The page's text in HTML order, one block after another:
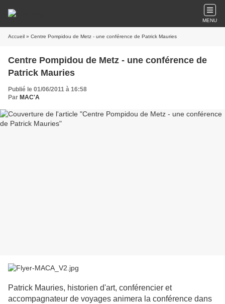
MENU
Accueil » Centre Pompidou de Metz - une conférence de Patrick Mauries
Centre Pompidou de Metz - une conférence de
Patrick Mauries
Publié le 01/06/2011 à 16:58
Par MAC'A
Patrick Mauries, historien d'art, conférencier et
accompagnateur de voyages animera la conférence dans